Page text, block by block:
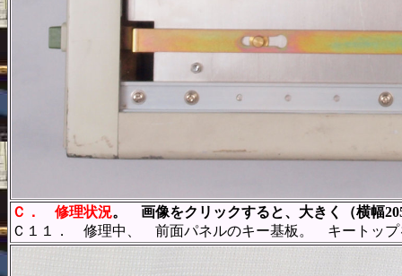
Ｃ． 修理状況。 画像をクリックすると、大きく（横幅
Ｃ１１． 修理中、 前面パネルのキー基板。 キートップ